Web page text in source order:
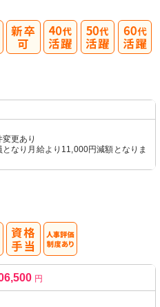
更あり
なり月給より11,000円減額となりま
円